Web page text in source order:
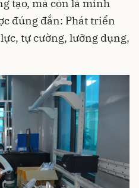
tạo, mà còn là minh
đúng đắn: Phát triển
tự cường, lưỡng dụng,